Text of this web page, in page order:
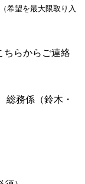
（希望を最大限取り入
ちらからご連絡
総務係（鈴木・